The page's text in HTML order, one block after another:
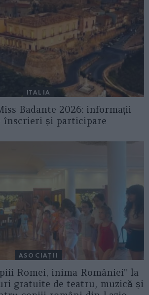
ITALIA
Badante 2026: informații
înscrieri și participare
ASOCIAŢII
Romei, inima României” la
gratuite de teatru, muzică și